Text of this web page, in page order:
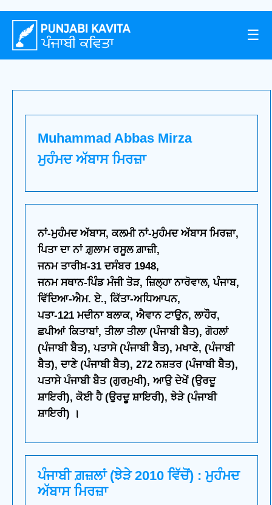
☰
Muhammad Abbas Mirza
ਮੁਹੰਮਦ ਅੱਬਾਸ ਮਿਰਜ਼ਾ
ਨਾਂ-ਮੁਹੰਮਦ ਅੱਬਾਸ, ਕਲਮੀ ਨਾਂ-ਮੁਹੰਮਦ ਅੱਬਾਸ ਮਿਰਜ਼ਾ,
ਪਿਤਾ ਦਾ ਨਾਂ ਗ਼ੁਲਾਮ ਰਸੂਲ ਗ਼ਾਜ਼ੀ,
ਜਨਮ ਤਾਰੀਖ਼-31 ਦਸੰਬਰ 1948,
ਜਨਮ ਸਥਾਨ-ਪਿੰਡ ਮੰਜੀ ਤੋੜ, ਜ਼ਿਲ੍ਹਾ ਨਾਰੋਵਾਲ, ਪੰਜਾਬ,
ਵਿੱਦਿਆ-ਐਮ. ਏ., ਕਿੱਤਾ-ਅਧਿਆਪਨ,
ਪਤਾ-121 ਮਦੀਨਾ ਬਲਾਕ, ਐਵਾਨ ਟਾਉਨ, ਲਾਹੌਰ,
ਛਪੀਆਂ ਕਿਤਾਬਾਂ, ਤੀਲਾ ਤੀਲਾ (ਪੰਜਾਬੀ ਬੈਤ), ਗੋਹਲਾਂ
(ਪੰਜਾਬੀ ਬੈਤ), ਪਤਾਸੇ (ਪੰਜਾਬੀ ਬੈਤ), ਮਖਾਣੇ, (ਪੰਜਾਬੀ
ਬੈਤ), ਦਾਣੇ (ਪੰਜਾਬੀ ਬੈਤ), 272 ਨਸ਼ਤਰ (ਪੰਜਾਬੀ ਬੈਤ),
ਪਤਾਸੇ ਪੰਜਾਬੀ ਬੈਤ (ਗੁਰਮੁਖੀ), ਆਉ ਦੇਖੇਂ (ਉਰਦੂ
ਸ਼ਾਇਰੀ), ਕੋਈ ਹੈ (ਉਰਦੂ ਸ਼ਾਇਰੀ), ਝੇੜੇ (ਪੰਜਾਬੀ
ਸ਼ਾਇਰੀ) ।
ਪੰਜਾਬੀ ਗ਼ਜ਼ਲਾਂ (ਝੇੜੇ 2010 ਵਿੱਚੋਂ) : ਮੁਹੰਮਦ
ਅੱਬਾਸ ਮਿਰਜ਼ਾ